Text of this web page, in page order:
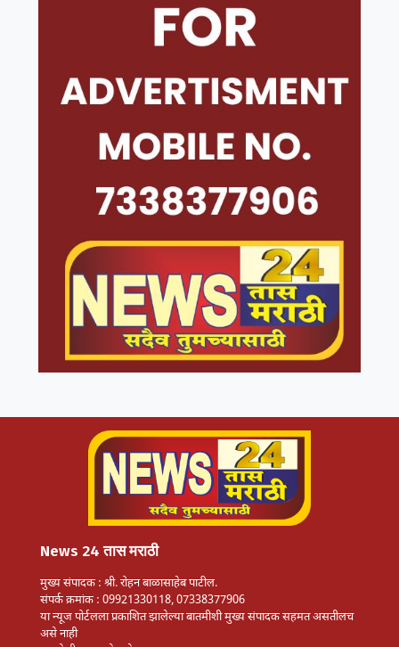
News 24 तास मराठी
मुख्य संपादक : श्री. रोहन बाळासाहेब पाटील.
संपर्क क्रमांक : 09921330118, 07338377906
या न्यूज पोर्टलला प्रकाशित झालेल्या बातमीशी मुख्य संपादक सहमत असतीलच
असे नाही